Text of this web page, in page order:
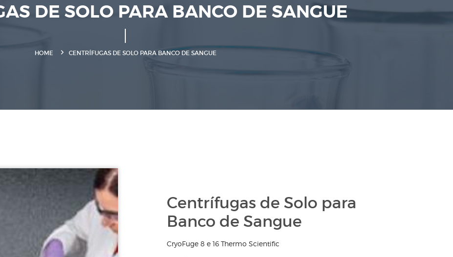
DE SOLO PARA BANCO DE SANGUE
HOME CENTRÍFUGAS DE SOLO PARA BANCO DE SANGUE
Centrífugas de Solo para
Banco de Sangue
CryoFuge 8 e 16 Thermo Scientific